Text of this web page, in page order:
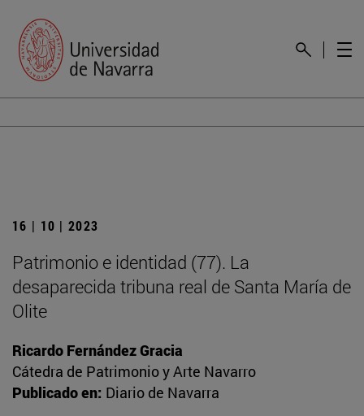
16 | 10 | 2023
Patrimonio e identidad (77). La
desaparecida tribuna real de Santa María de
Olite
Ricardo Fernández Gracia
Cátedra de Patrimonio y Arte Navarro
Publicado en: Diario de Navarra